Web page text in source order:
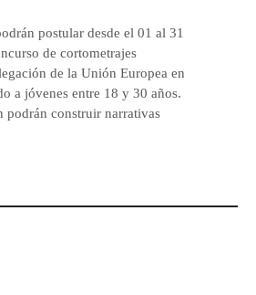
postular desde el 01 al 31
de cortometrajes
de la Unión Europea en
a jóvenes entre 18 y 30 años.
podrán construir narrativas